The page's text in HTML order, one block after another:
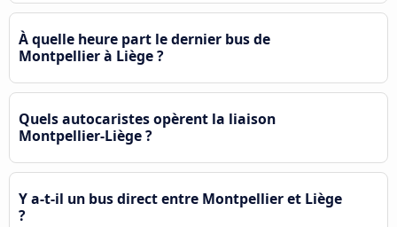
À quelle heure part le dernier bus de
Montpellier à Liège ?
Quels autocaristes opèrent la liaison
Montpellier-Liège ?
Y a-t-il un bus direct entre Montpellier et Liège
?